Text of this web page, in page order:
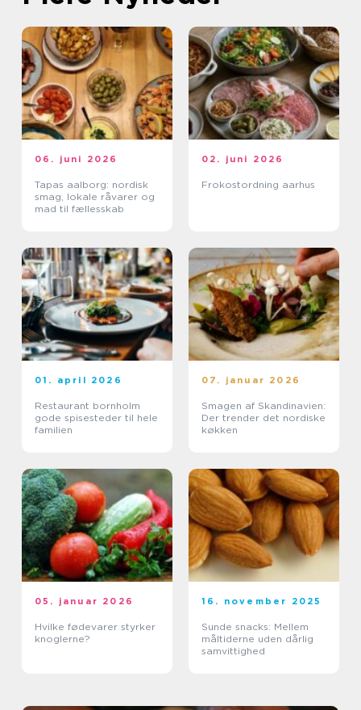
06. juni 2026
Tapas aalborg: nordisk
smag, lokale råvarer og
mad til fællesskab
02. juni 2026
Frokostordning aarhus
01. april 2026
Restaurant bornholm
gode spisesteder til hele
familien
07. januar 2026
Smagen af Skandinavien:
Der trender det nordiske
køkken
05. januar 2026
Hvilke fødevarer styrker
knoglerne?
16. november 2025
Sunde snacks: Mellem
måltiderne uden dårlig
samvittighed